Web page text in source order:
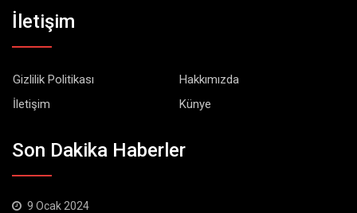
İletişim
Gizlilik Politikası
Hakkımızda
İletişim
Künye
Son Dakika Haberler
9 Ocak 2024